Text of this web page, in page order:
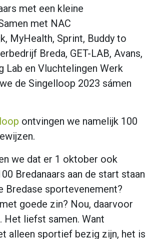
met een kleine
met NAC
MyHealth, Sprint, Buddy to
Breda, GET-LAB, Avans,
Lab en Vluchtelingen Werk
de Singelloop 2023 sámen
ontvingen we namelijk 100
we dat er 1 oktober ook
Bredanaars aan de start staan
Bredase sportevenement?
goede zin? Nou, daarvoor
Het liefst samen. Want
alleen sportief bezig zijn, het is